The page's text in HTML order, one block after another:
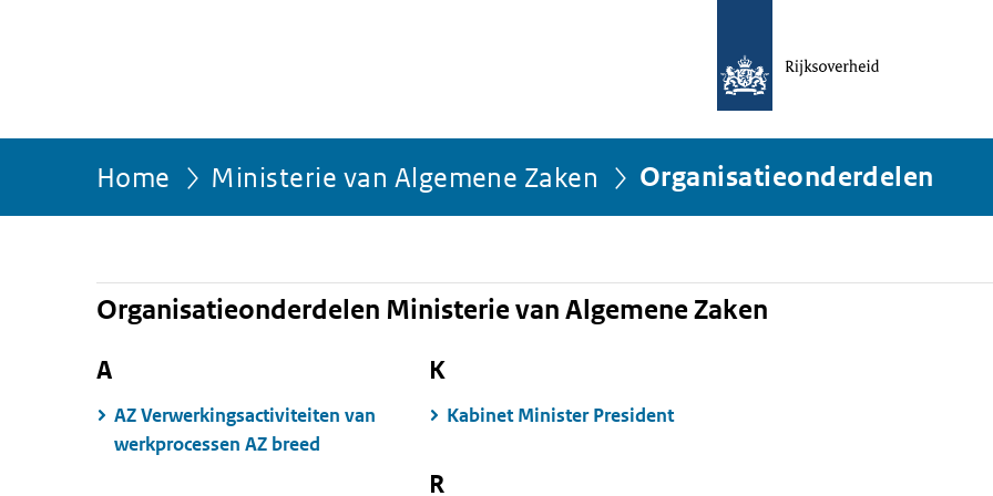
Home Ministerie van Algemene Zaken Organisatieonderdelen
Organisatieonderdelen Ministerie van Algemene Zaken
A
AZ Verwerkingsactiviteiten van
werkprocessen AZ breed
K
Kabinet Minister President
R